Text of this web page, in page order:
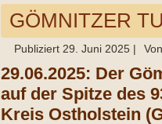
GÖMNITZER
Publiziert 29. Juni 2025 | Von
29.06.2025: Der
auf der Spitze des
Kreis Ostholstein